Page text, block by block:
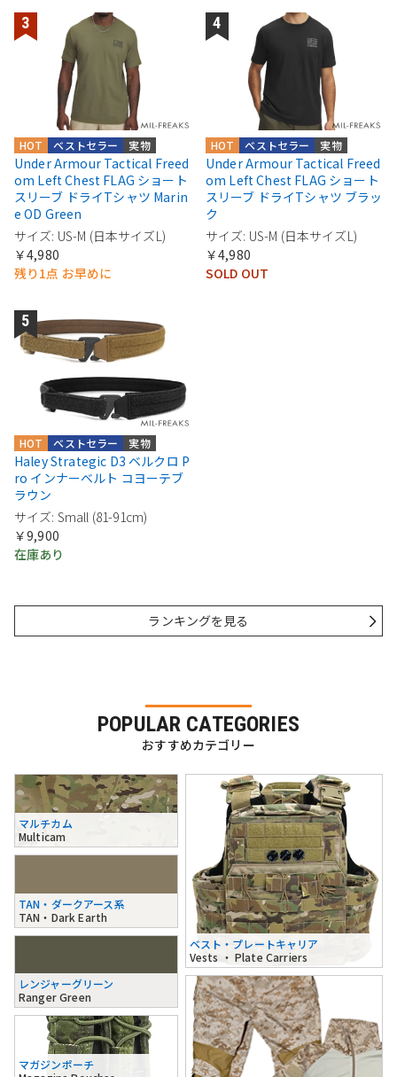
実物
ベストセラー
HOT
Under Armour Tactical Freed
om Left Chest FLAG ショート
スリーブ ドライTシャツ Marin
e OD Green
サイズ: US-M (日本サイズL)
￥4,980
残り1点 お早めに
実物
ベストセラー
HOT
Under Armour Tactical Freed
om Left Chest FLAG ショート
スリーブ ドライTシャツ ブラッ
ク
サイズ: US-M (日本サイズL)
￥4,980
SOLD OUT
実物
ベストセラー
HOT
Haley Strategic D3 ベルクロ P
ro インナーベルト コヨーテブ
ラウン
サイズ: Small (81-91cm)
￥9,900
在庫あり
ランキングを見る
POPULAR CATEGORIES
おすすめカテゴリー
マルチカム
Multicam
TAN・ダークアース系
TAN・Dark Earth
レンジャーグリーン
Ranger Green
ベスト・プレートキャリア
Vests ・ Plate Carriers
マガジンポーチ